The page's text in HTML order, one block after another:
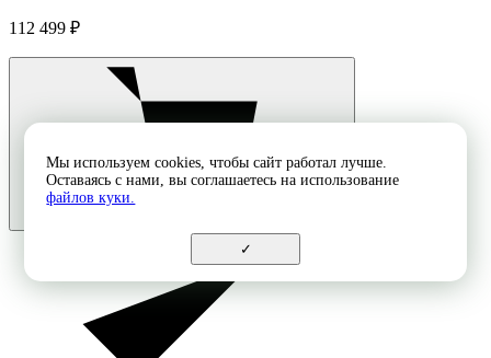
112 499 ₽
Мы используем cookies, чтобы сайт работал лучше.
Оставаясь с нами, вы соглашаетесь на использование
файлов куки.
✓